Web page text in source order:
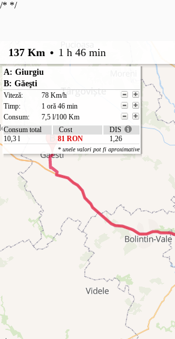
/* */
137 Km • 1 h 46 min
A: Giurgiu
B: Găeşti
Viteză:
78 Km/h
Timp:
1 oră 46 min
Consum:
7,5 l/100 Km
Consum total
Cost
DIS
10,3 l
81 RON 1,26
* unele valori pot fi aproximative